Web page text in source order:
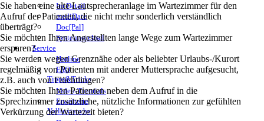
Im Detail
mediDate
Doc[Pal]
Systemwechsel
Service
Hotline
FAQ
Tipps&Tricks
Video-Tutorials
Erweiterte
Volltextsuche
Sie haben eine alte Lautsprecheranlage im Wartezimmer für den
Aufruf der Patienten, die nicht mehr sonderlich verständlich
überträgt?
Sie möchten Ihren Angestellten lange Wege zum Wartezimmer
ersparen?
Sie werden wegen Grenznähe oder als beliebter Urlaubs-/Kurort
regelmäßig von Patienten mit anderer Muttersprache aufgesucht,
z.B. auch von Flüchtlingen?
Sie möchten Ihren Patienten neben dem Aufruf in die
Sprechzimmer zusätzliche, nützliche Informationen zur gefühlten
Verkürzung der Wartezeit bieten?